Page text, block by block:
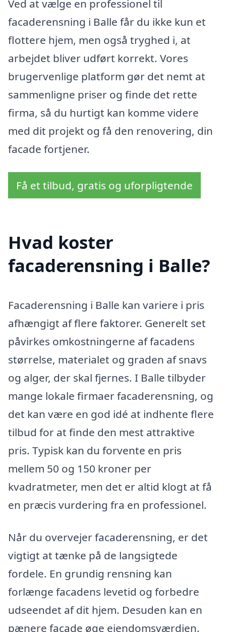
Ved at vælge en professionel til
facaderensning i Balle får du ikke kun et
flottere hjem, men også tryghed i, at
arbejdet bliver udført korrekt. Vores
brugervenlige platform gør det nemt at
sammenligne priser og finde det rette
firma, så du hurtigt kan komme videre
med dit projekt og få den renovering, din
facade fortjener.
Få et tilbud, gratis og uforpligtende
Hvad koster
facaderensning i Balle?
Facaderensning i Balle kan variere i pris
afhængigt af flere faktorer. Generelt set
påvirkes omkostningerne af facadens
størrelse, materialet og graden af snavs
og alger, der skal fjernes. I Balle tilbyder
mange lokale firmaer facaderensning, og
det kan være en god idé at indhente flere
tilbud for at finde den mest attraktive
pris. Typisk kan du forvente en pris
mellem 50 og 150 kroner per
kvadratmeter, men det er altid klogt at få
en præcis vurdering fra en professionel.
Når du overvejer facaderensning, er det
vigtigt at tænke på de langsigtede
fordele. En grundig rensning kan
forlænge facadens levetid og forbedre
udseendet af dit hjem. Desuden kan en
pænere facade øge ejendomsværdien.